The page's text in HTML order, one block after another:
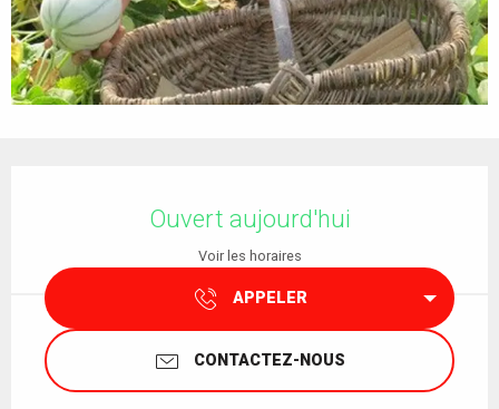
Ouvert aujourd'hui
Voir les horaires
APPELER
CONTACTEZ-NOUS